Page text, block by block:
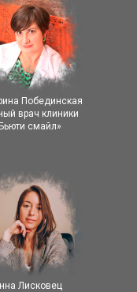
Побединская
врач клиники
смайл»
Лисковец